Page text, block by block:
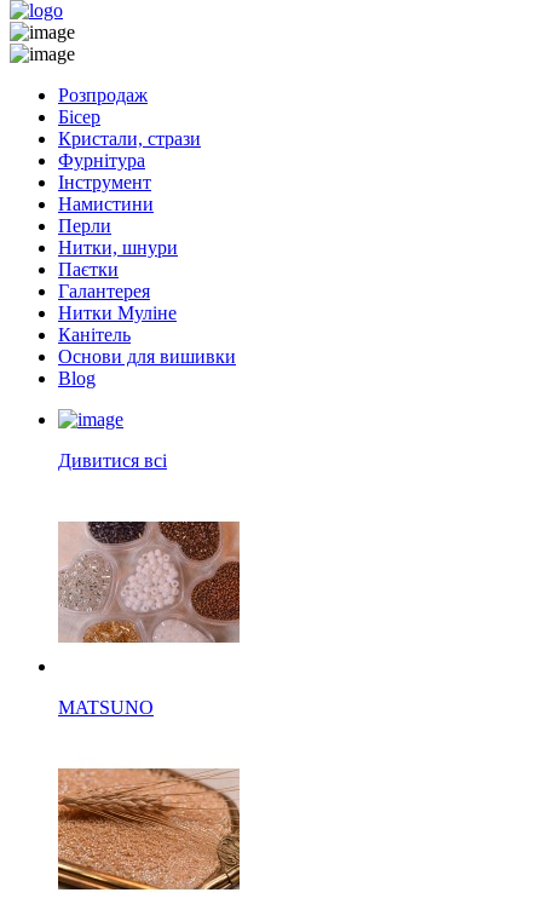
Розпродаж
Бісер
Кристали, стрази
Фурнітура
Інструмент
Намистини
Перли
Нитки, шнури
Паєтки
Галантерея
Нитки Муліне
Канітель
Основи для вишивки
Blog
Дивитися всі
MATSUNO